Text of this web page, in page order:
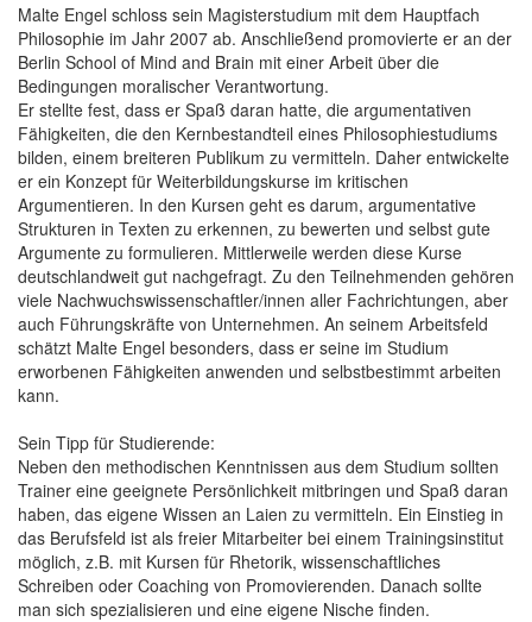
Malte Engel schloss sein Magisterstudium mit dem Hauptfach
Philosophie im Jahr 2007 ab. Anschließend promovierte er an der
Berlin School of Mind and Brain mit einer Arbeit über die
Bedingungen moralischer Verantwortung.
Er stellte fest, dass er Spaß daran hatte, die argumentativen
Fähigkeiten, die den Kernbestandteil eines Philosophiestudiums
bilden, einem breiteren Publikum zu vermitteln. Daher entwickelte
er ein Konzept für Weiterbildungskurse im kritischen
Argumentieren. In den Kursen geht es darum, argumentative
Strukturen in Texten zu erkennen, zu bewerten und selbst gute
Argumente zu formulieren. Mittlerweile werden diese Kurse
deutschlandweit gut nachgefragt. Zu den Teilnehmenden gehören
viele Nachwuchswissenschaftler/innen aller Fachrichtungen, aber
auch Führungskräfte von Unternehmen. An seinem Arbeitsfeld
schätzt Malte Engel besonders, dass er seine im Studium
erworbenen Fähigkeiten anwenden und selbstbestimmt arbeiten
kann.
Sein Tipp für Studierende:
Neben den methodischen Kenntnissen aus dem Studium sollten
Trainer eine geeignete Persönlichkeit mitbringen und Spaß daran
haben, das eigene Wissen an Laien zu vermitteln. Ein Einstieg in
das Berufsfeld ist als freier Mitarbeiter bei einem Trainingsinstitut
möglich, z.B. mit Kursen für Rhetorik, wissenschaftliches
Schreiben oder Coaching von Promovierenden. Danach sollte
man sich spezialisieren und eine eigene Nische finden.